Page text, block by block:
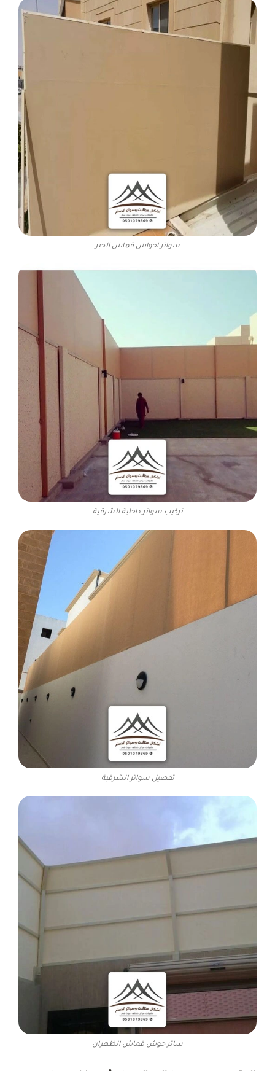
سواتر احواش قماش الخبر
تركيب سواتر داخلية الشرقية
تفصيل سواتر الشرقية
ساتر حوش قماش الظهران